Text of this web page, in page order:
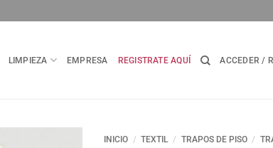
LIMPIEZA EMPRESA REGISTRATE AQUÍ ACCEDER /
INICIO / TEXTIL / TRAPOS DE PISO /